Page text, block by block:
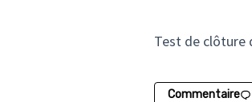
Test de clôture
Commentaire